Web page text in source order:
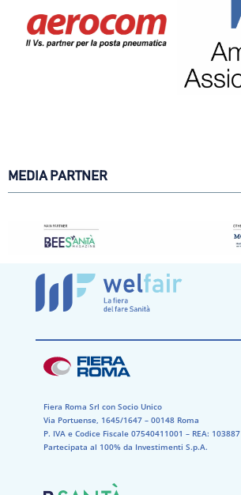
MEDIA PARTNER
Fiera Roma Srl con Socio Unico
Via Portuense, 1645/1647 – 00148 Roma
P. IVA e Codice Fiscale 07540411001​ – REA: 103887​
Partecipata al 100% da Investimenti S.p.A.